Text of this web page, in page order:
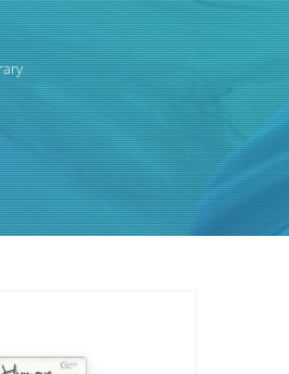
Pengarang
ISBN/ISSN